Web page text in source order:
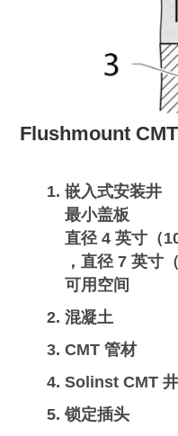
Flushmount
嵌入式安装井
最小盖板
直径 4 英寸（
，直径 7 英寸
可用空间
混凝土
CMT 管材
Solinst CMT
锁定插头